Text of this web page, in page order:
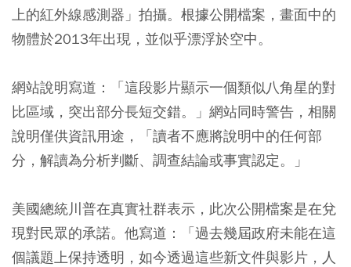
上的紅外線感測器」拍攝。根據公開檔案，畫面中的
物體於2013年出現，並似乎漂浮於空中。
網站說明寫道：「這段影片顯示一個類似八角星的對
比區域，突出部分長短交錯。」網站同時警告，相關
說明僅供資訊用途，「讀者不應將說明中的任何部
分，解讀為分析判斷、調查結論或事實認定。」
美國總統川普在真實社群表示，此次公開檔案是在兌
現對民眾的承諾。他寫道：「過去幾屆政府未能在這
個議題上保持透明，如今透過這些新文件與影片，人